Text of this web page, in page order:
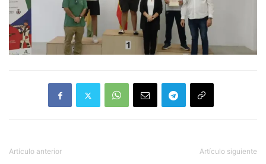
Artículo anterior Artículo siguiente